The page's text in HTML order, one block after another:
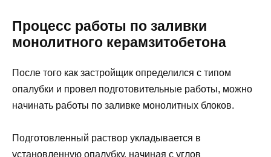
Процесс работы по заливки
монолитного керамзитобетона
После того как застройщик определился с типом
опалубки и провел подготовительные работы, можно
начинать работы по заливке монолитных блоков.
Подготовленный раствор укладывается в
установленную опалубку, начиная с углов